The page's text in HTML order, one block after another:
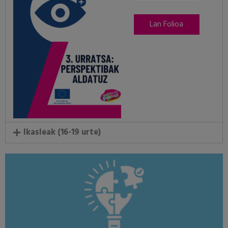
Lan Folioa
Ikasleak (16-19 urte)
Norberaren jarrera aurkeztu, justifikatu eta eztabaidatzeko
perspektiba hartzeko ariketak.